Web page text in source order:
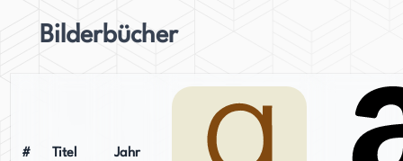
Bilderbücher
# Titel Jahr